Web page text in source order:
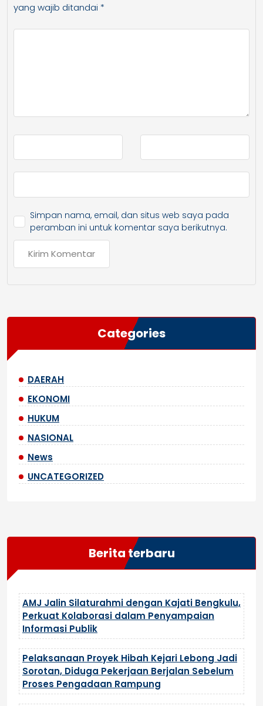
yang wajib ditandai *
Simpan nama, email, dan situs web saya pada
peramban ini untuk komentar saya berikutnya.
Categories
DAERAH
EKONOMI
HUKUM
NASIONAL
News
UNCATEGORIZED
Berita terbaru
AMJ Jalin Silaturahmi dengan Kajati Bengkulu,
Perkuat Kolaborasi dalam Penyampaian
Informasi Publik
Pelaksanaan Proyek Hibah Kejari Lebong Jadi
Sorotan, Diduga Pekerjaan Berjalan Sebelum
Proses Pengadaan Rampung